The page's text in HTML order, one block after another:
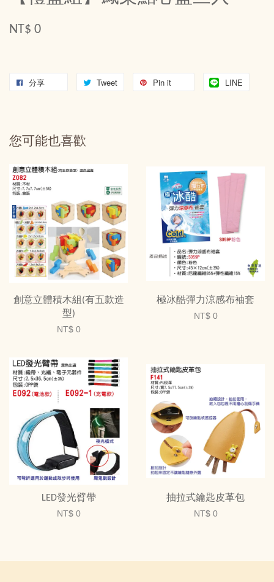
NT$ 0
分享 Tweet Pin it LINE
您可能也喜歡
創意立體積木組(有五款造
型)
NT$ 0
極冰酷彈力涼感布袖套
NT$ 0
LED發光臂帶
NT$ 0
抽拉式鑰匙皮革包
NT$ 0